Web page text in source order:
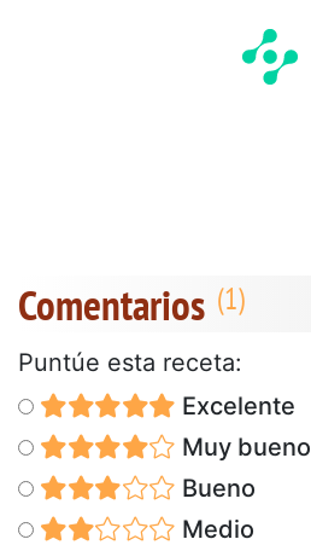
Comentarios
Puntúe esta receta:
Excelente
Muy bueno
Bueno
Medio